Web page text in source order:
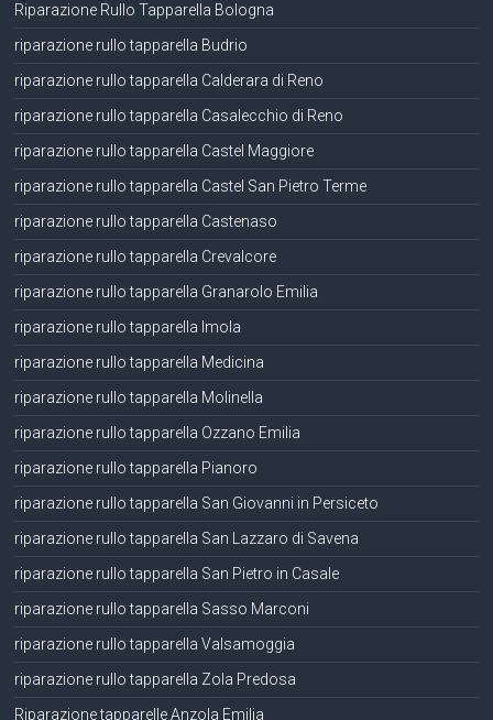
Riparazione Rullo Tapparella Bologna
riparazione rullo tapparella Budrio
riparazione rullo tapparella Calderara di Reno
riparazione rullo tapparella Casalecchio di Reno
riparazione rullo tapparella Castel Maggiore
riparazione rullo tapparella Castel San Pietro Terme
riparazione rullo tapparella Castenaso
riparazione rullo tapparella Crevalcore
riparazione rullo tapparella Granarolo Emilia
riparazione rullo tapparella Imola
riparazione rullo tapparella Medicina
riparazione rullo tapparella Molinella
riparazione rullo tapparella Ozzano Emilia
riparazione rullo tapparella Pianoro
riparazione rullo tapparella San Giovanni in Persiceto
riparazione rullo tapparella San Lazzaro di Savena
riparazione rullo tapparella San Pietro in Casale
riparazione rullo tapparella Sasso Marconi
riparazione rullo tapparella Valsamoggia
riparazione rullo tapparella Zola Predosa
Riparazione tapparelle Anzola Emilia